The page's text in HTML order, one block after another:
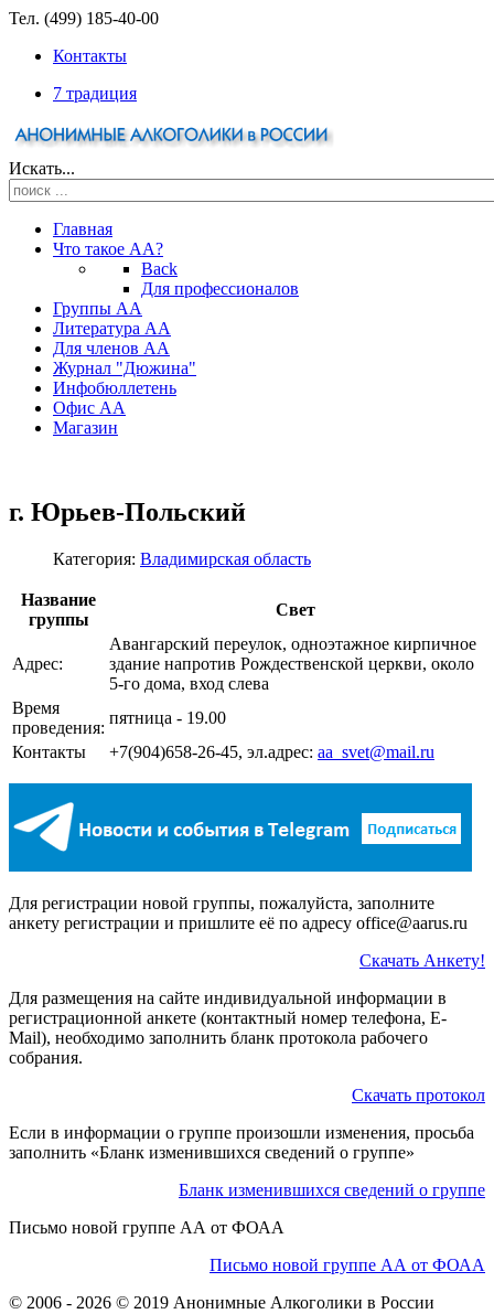
Тел. (499) 185-40-00
Контакты
7 традиция
Искать...
Главная
Что такое АА?
Back
Для профессионалов
Группы АА
Литература АА
Для членов АА
Журнал "Дюжина"
Инфобюллетень
Офис АА
Магазин
г. Юрьев-Польский
Категория: Владимирская область
Название
группы
Свет
Адрес:
Авангарский переулок, одноэтажное кирпичное
здание напротив Рождественской церкви, около
5-го дома, вход слева
Время
проведения:
пятница - 19.00
Контакты
+7(904)658-26-45, эл.адрес: aa_svet@mail.ru
Для регистрации новой группы, пожалуйста, заполните
анкету регистрации и пришлите её по адресу office@aarus.ru
Скачать Анкету!
Для размещения на сайте индивидуальной информации в
регистрационной анкете (контактный номер телефона, E-
Mail), необходимо заполнить бланк протокола рабочего
собрания.
Скачать протокол
Если в информации о группе произошли изменения, просьба
заполнить «Бланк изменившихся сведений о группе»
Бланк изменившихся сведений о группе
Письмо новой группе АА от ФОАА
Письмо новой группе АА от ФОАА
© 2006 - 2026 © 2019 Анонимные Алкоголики в России